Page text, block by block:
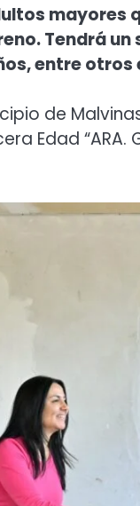
mayores
Tendrá
entre otros
de
Edad